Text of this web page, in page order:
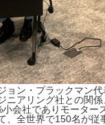
ョン・プラックマン
ニアリング社との関
会社でありモーター
、全世界で150名が従